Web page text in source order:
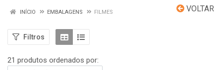
VOLTAR
INÍCIO EMBALAGENS FILMES
Filtros
21 produtos ordenados por: